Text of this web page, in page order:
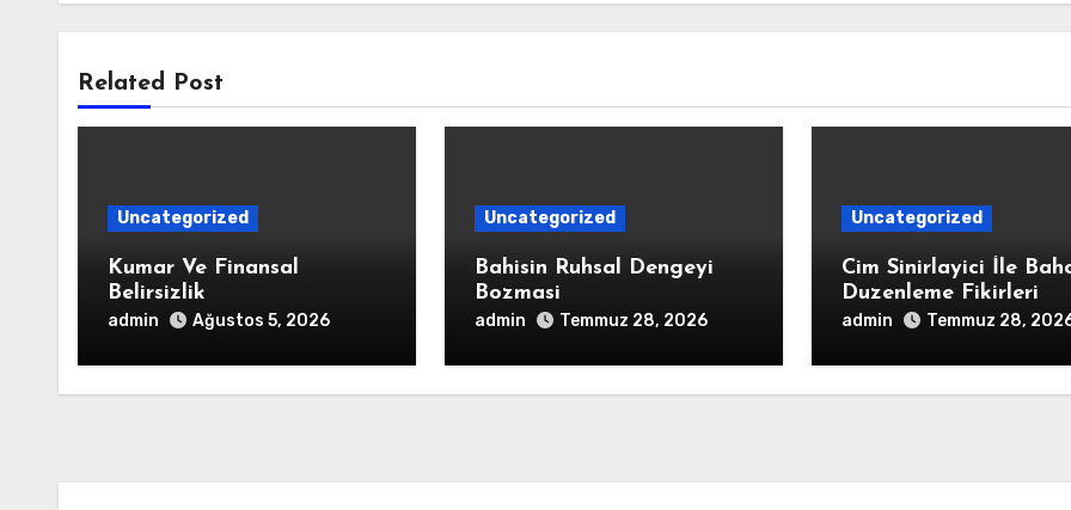
Related Post
Uncategorized
Kumar Ve Finansal
Belirsizlik
admin Ağustos 5, 2026
Uncategorized
Bahisin Ruhsal Dengeyi
Bozmasi
admin Temmuz 28, 2026
Uncategorized
Cim Sinirlayici İle
Duzenleme Fikirleri
admin Temmuz 28,